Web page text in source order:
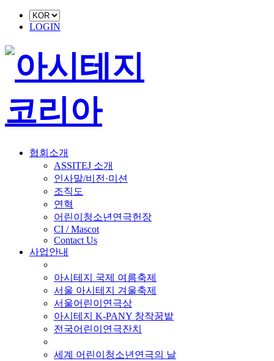
LOGIN
협회소개
ASSITEJ 소개
인사말/비전·미션
조직도
연혁
어린이청소년연극헌장
CI / Mascot
Contact Us
사업안내
아시테지 국제 여름축제
서울 아시테지 겨울축제
서울어린이연극상
아시테지 K-PANY 창작꿈밭
전국어린이연극잔치
세계 어린이청소년연극의 날